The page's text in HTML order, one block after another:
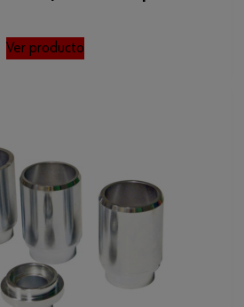
Ver producto